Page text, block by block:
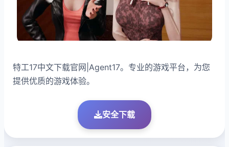
特工17中文下载官网|Agent17。专业的游戏平台，为您
提供优质的游戏体验。
安全下载